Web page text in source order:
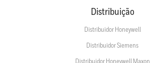
Distribuição
Distribuidor Honeywell
Distribuidor Siemens